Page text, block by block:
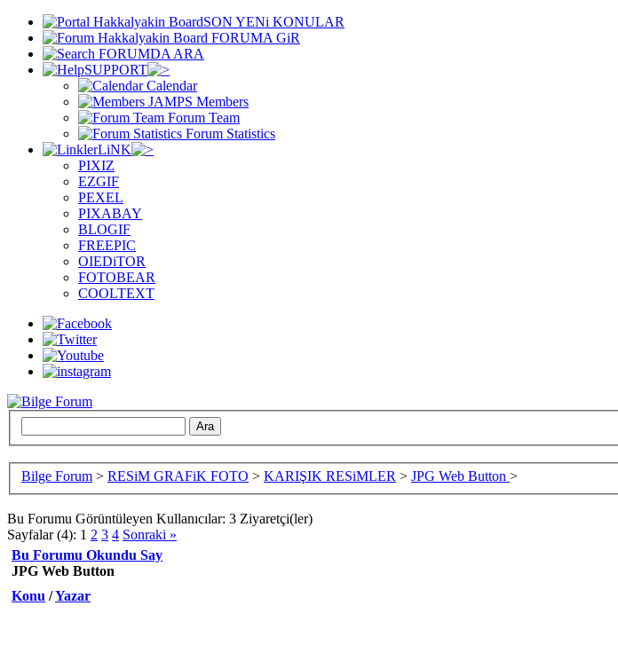
SON YENi KONULAR
FORUMA GiR
FORUMDA ARA
SUPPORT
Calendar
Members
Forum Team
Forum Statistics
LiNK
PIXIZ
EZGIF
PEXEL
PIXABAY
BLOGIF
FREEPIC
OIEDiTOR
FOTOBEAR
COOLTEXT
Bilge Forum > RESiM GRAFiK FOTO > KARIŞIK RESiMLER > JPG Web Button >
Bu Forumu Görüntüleyen Kullanıcılar: 3 Ziyaretçi(ler)
Sayfalar (4): 1 2 3 4 Sonraki »
Bu Forumu Okundu Say
JPG Web Button
Konu /Yazar